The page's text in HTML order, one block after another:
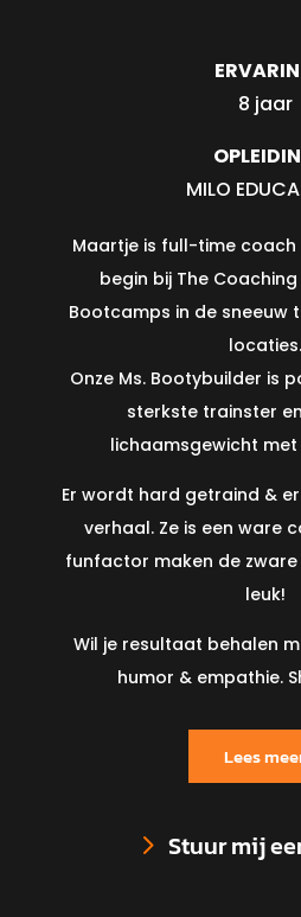
8 jaar
MILO
Maartje is full-time
begin bij The
Bootcamps in de sneeuw
locaties.
Onze Ms. Bootybuilder is
sterkste trainster
lichaamsgewicht met
Er wordt hard getraind &
verhaal. Ze is een ware
funfactor maken de
leuk!
Wil je resultaat behalen
humor & empathie.
Lees
Stuur mij